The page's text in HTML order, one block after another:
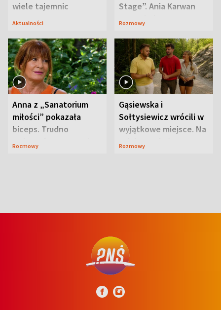
wiele tajemnic
Aktualności
Stage”. Ania Karwan
zapowiada
Rozmowy
Anna z „Sanatorium
miłości” pokazała
biceps. Trudno
uwierzyć, co przeszła
Rozmowy
Gąsiewska i
Sołtysiewicz wrócili w
wyjątkowe miejsce. Na
szlaku czekał
Rozmowy